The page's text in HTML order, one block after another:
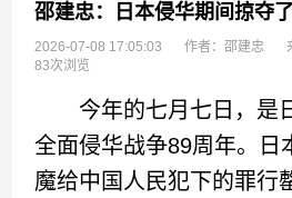
邵建忠：日本侵华期间掠夺
2026-07-08 17:05:03 作者：邵建忠
83次浏览
今年的七月七日，是
全面侵华战争89周年。日
魔给中国人民犯下的罪行